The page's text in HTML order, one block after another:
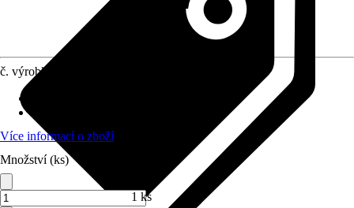
č. výrobku
Více informací o zboží
Množství (ks)
1 ks